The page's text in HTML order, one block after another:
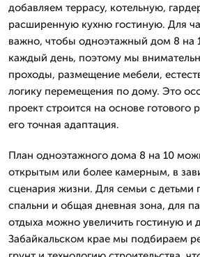
добавляем террасу, котельную,
расширенную кухню гостиную. Для
важно, чтобы одноэтажный дом 8 на
каждый день, поэтому мы
проходы, размещение мебели,
логику перемещения по дому. Это
проект строится на основе готового
его точная адаптация.
План одноэтажного дома 8 на 10
открытым или более камерным, в
сценария жизни. Для семьи с детьми
спальни и общая дневная зона, для
отдыха можно увеличить гостиную и
Забайкальском крае мы подбираем